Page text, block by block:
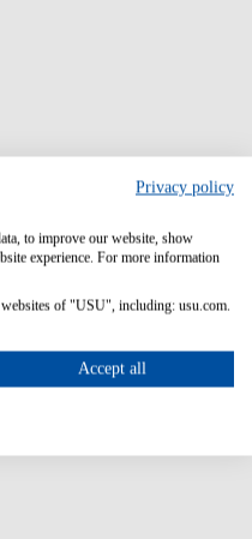
Privacy policy
to improve our website, show
experience. For more information
of "USU", including: usu.com.
Accept all